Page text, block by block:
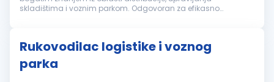
skladištima i voznim parkom. Odgovoran za efikasno
Rukovodilac logistike i voznog
parka